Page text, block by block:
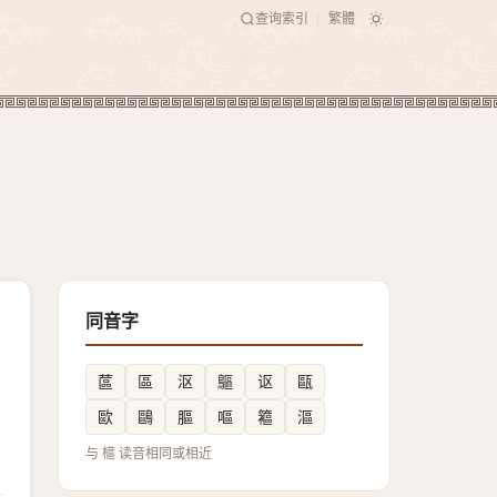
查询索引 繁體
同音字
蓲 區 沤 䳼 讴
甌
歐
鷗 膒 嘔 䉱 漚
与 櫙 读音相同或相近